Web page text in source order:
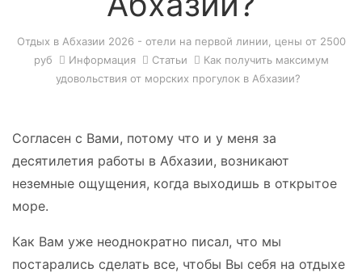
Отдых в Абхазии 2026 - отели на первой линии, цены от 2500
руб
Информация Статьи
Как получить максимум
удовольствия от морских прогулок в Абхазии?
Согласен с Вами, потому что и у меня за
десятилетия работы в Абхазии, возникают
неземные ощущения, когда выходишь в открытое
море.
Как Вам уже неоднократно писал, что мы
постарались сделать все, чтобы Вы себя на отдыхе